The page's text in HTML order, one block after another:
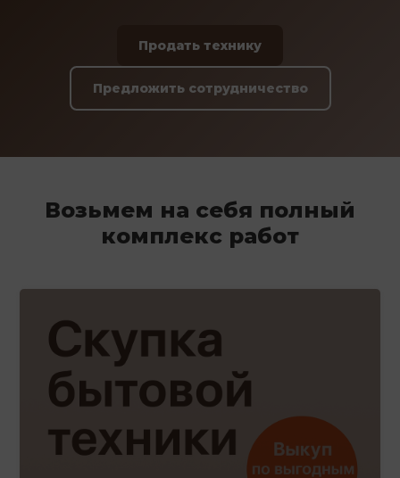
Продать технику
Предложить сотрудничество
Возьмем на себя полный
комплекс работ